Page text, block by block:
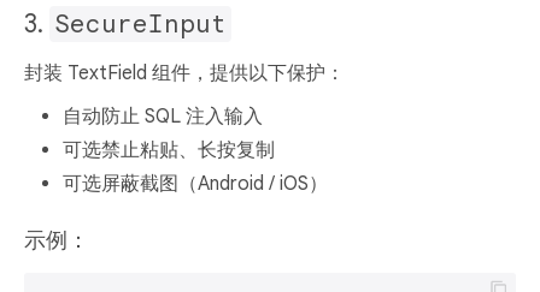
3. SecureInput
封装 TextField 组件，提供以下保护：
自动防止 SQL 注入输入
可选禁止粘贴、长按复制
可选屏蔽截图（Android / iOS）
示例：